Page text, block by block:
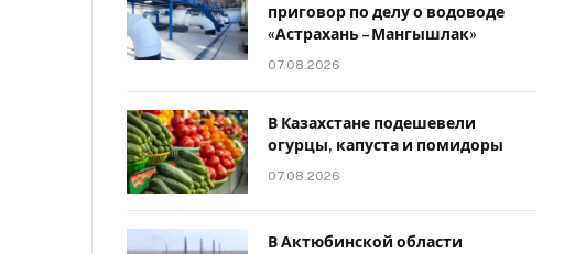
приговор по делу о водоводе
«Астрахань – Мангышлак»
07.08.2026
В Казахстане подешевели
огурцы, капуста и помидоры
07.08.2026
В Актюбинской области